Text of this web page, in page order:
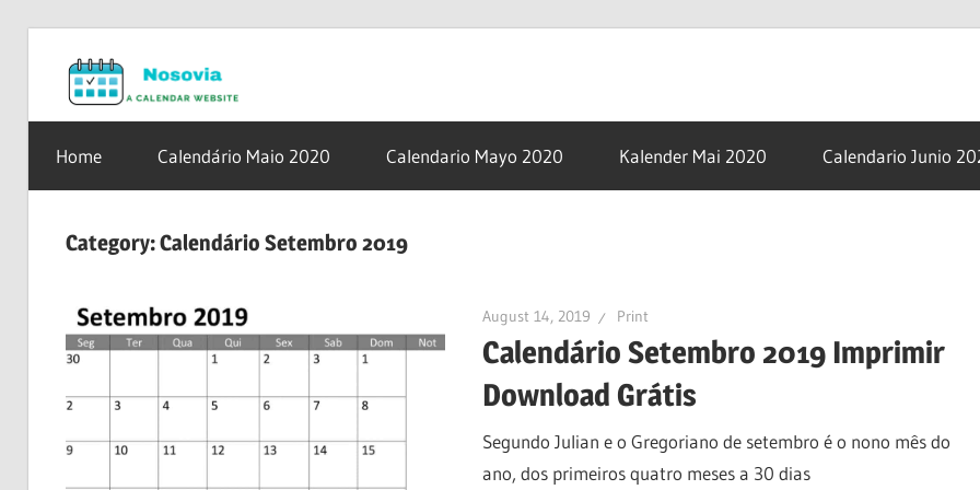
content
Calendario
2020
Home Calendário Maio 2020 Calendario Mayo 2020 Kalender Mai 2020 Calendario Junio
Category:Calendário Setembro 2019
August 14, 2019 Print
Calendário Setembro 2019 Imprimir
Download Grátis
Segundo Julian e o Gregoriano de setembro é o nono mês do
ano, dos primeiros quatro meses a 30 dias